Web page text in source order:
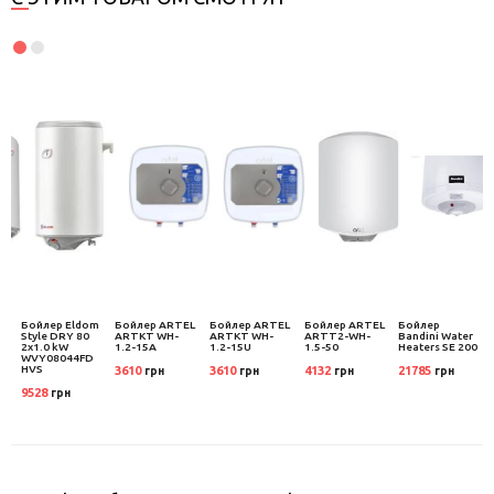
Бойлер Eldom
Style DRY 80
2x1.0 kW
WVY08044FD
HVS
9528 грн
Бойлер ARTEL
ARTKT WH-
1.2-15A
3610 грн
Бойлер ARTEL
ARTKT WH-
1.2-15U
3610 грн
Бойлер ARTEL
ARTT2-WH-
1.5-50
4132 грн
Бойлер
Bandini Water
Heaters SE 200
21785 грн